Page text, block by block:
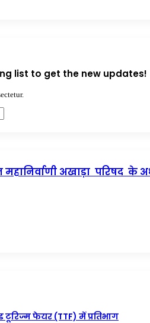
list to get the new updates!
अखाड़ा परिषद के
टूरिज्म फेयर (TTF) में प्रतिभाग